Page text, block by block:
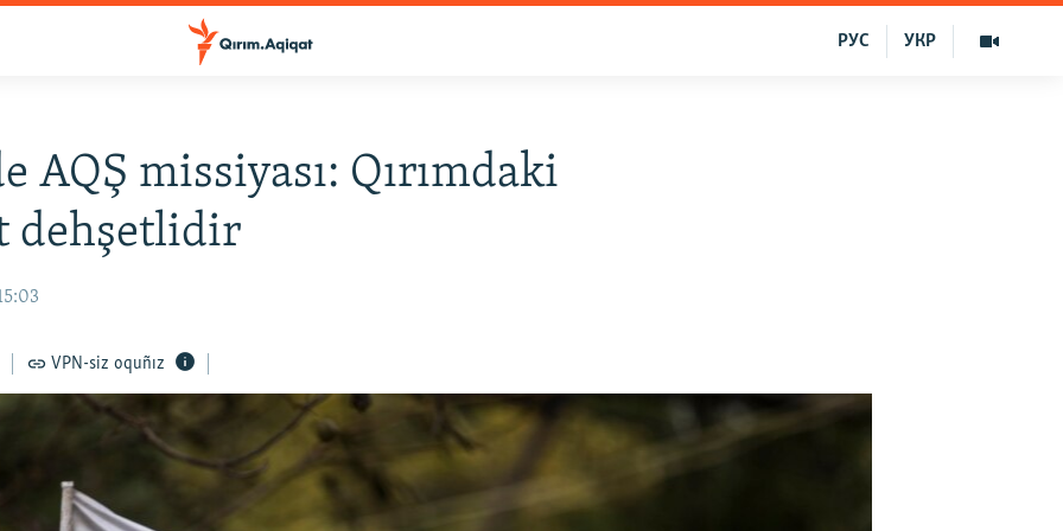
УКР
РУС
AQŞ missiyası: Qırımdaki
dehşetlidir
VPN-siz oquñız